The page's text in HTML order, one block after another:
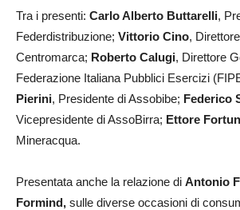
Tra i presenti: Carlo Alberto Buttarelli,
Federdistribuzione; Vittorio Cino,
Centromarca; Roberto Calugi, Direttore
Federazione Italiana Pubblici Esercizi
Pierini, Presidente di Assobibe; Federico
Vicepresidente di AssoBirra; Ettore
Mineracqua.
Presentata anche la relazione di Antonio
Formind, sulle diverse occasioni di